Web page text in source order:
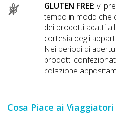
GLUTEN FREE: vi
tempo in modo che
dei prodotti adatti
cortesia degli
Nei periodi di
prodotti
colazione
Cosa Piace ai Viaggiatori